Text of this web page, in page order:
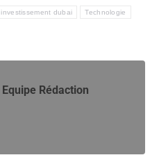
investissement dubai Technologie
Equipe Rédaction